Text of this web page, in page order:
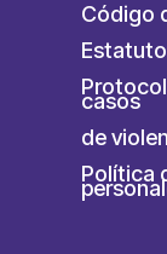
Código
casos
de
Política